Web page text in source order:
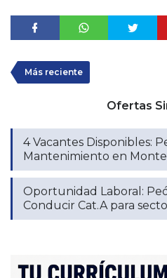
Más reciente
Ofertas
4 Vacantes Disponibles:
Mantenimiento en
Oportunidad Laboral:
Conducir Cat.A para